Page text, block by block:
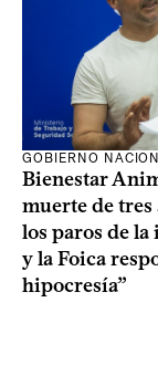
GOBIERNO
Bienestar
muerte de
los paros de
y la Foica
hipocresía”